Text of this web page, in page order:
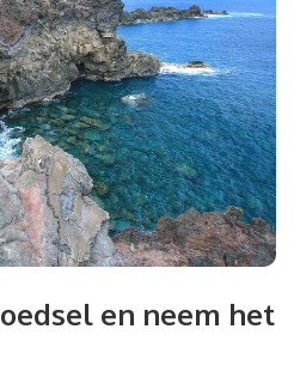
en neem het